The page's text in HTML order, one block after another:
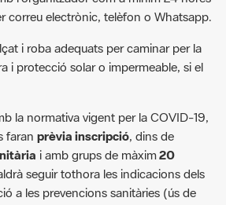
i protecció solar o impermeable, si el
la normativa vigent per la COVID-19,
faran
prèvia inscripció
seguir tothora les indicacions dels
a les prevencions sanitàries (ús de
distàncies entre assistents, etc.).
viapenedes.com/